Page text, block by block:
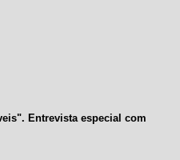
Entrevista especial com